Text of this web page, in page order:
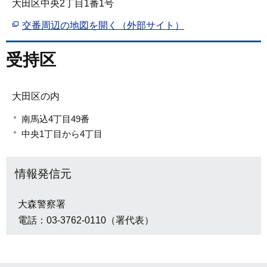
大田区中央2丁目1番1号
交番周辺の地図を開く（外部サイト）
受持区
大田区の内
南馬込4丁目49番
中央1丁目から4丁目
情報発信元
大森警察署
電話：03-3762-0110（署代表）